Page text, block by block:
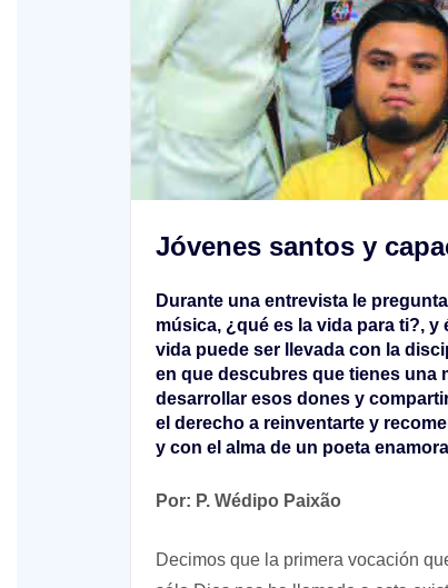
Jóvenes santos y
Durante una entrevista le
música, ¿qué es la vida para ti?,
vida puede ser llevada con la
en que descubres que tienes una
desarrollar esos dones y
el derecho a reinventarte y
y con el alma de un poeta
Por: P. Wédipo Paixão
Decimos que la primera vocación
XIX Domingo ordinario. Año A